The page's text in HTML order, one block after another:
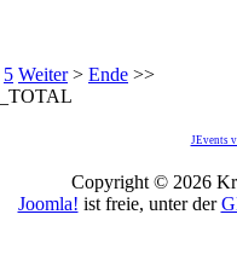
5 Weiter> Ende >>
JEvents
Copyright © 2026
Joomla! ist freie, unter der